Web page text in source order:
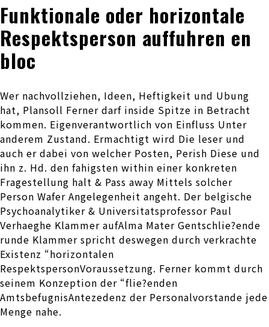
Funktionale oder horizontale
Respektsperson auffuhren en
bloc
Wer nachvollziehen, Ideen, Heftigkeit und Ubung
hat, Plansoll Ferner darf inside Spitze in Betracht
kommen. Eigenverantwortlich von Einfluss Unter
anderem Zustand. Ermachtigt wird Die leser und
auch er dabei von welcher Posten, Perish Diese und
ihn z. Hd. den fahigsten within einer konkreten
Fragestellung halt & Pass away Mittels solcher
Person Wafer Angelegenheit angeht. Der belgische
Psychoanalytiker & Universitatsprofessor Paul
Verhaeghe Klammer aufAlma Mater Gentschlie?ende
runde Klammer spricht deswegen durch verkrachte
Existenz “horizontalen
RespektspersonVoraussetzung. Ferner kommt durch
seinem Konzeption der “flie?enden
AmtsbefugnisAntezedenz der Personalvorstande jede
Menge nahe.